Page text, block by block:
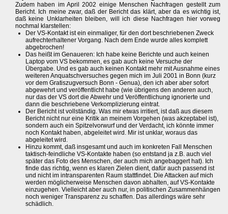
Zudem haben im April 2002 einige Menschen Nachfragen gestellt zum
Bericht. Ich meine zwar, daß der Bericht das klärt, aber da es wichtig ist,
daß keine Unklarheiten bleiben, will ich diese Nachfragen hier vorweg
nochmal klarstellen:
Der VS-Kontakt ist ein einmaliger, für den dort beschriebenen Zweck
aufrechterhaltener Vorgang. Nach dem Ende wurde alles komplett
abgebrochen!
Das heißt im Genaueren: Ich habe keine Berichte und auch keinen
Laptop vom VS bekommen, es gab auch keine Versuche der
Übergabe. Und es gab auch keinen Kontakt mehr mit Ausnahme eines
weiteren Anquatschversuches gegen mich im Juli 2001 in Bonn (kurz
vor dem Gratiszugversuch Bonn - Genua), den ich aber aber sofort
abgewehrt und veröffentlicht habe (wie übrigens den anderen auch,
nur das der VS dort die Abwehr und Veröffentlichung ignorierte und
dann die beschriebene Verkomplizierung eintrat.
Der Bericht ist vollständig. Was mir etwas irritiert, ist daß aus diesem
Bericht nicht nur eine Kritik an meinem Vorgehen (was akzeptabel ist),
sondern auch ein Spitzelvorwurf und der Verdacht, ich könnte immer
noch Kontakt haben, abgeleitet wird. Mir ist unklar, woraus das
abgeleitet wird.
Hinzu kommt, daß insgesamt und auch im konkreten Fall Menschen
taktisch-feindliche VS-Kontakte haben (so entstand ja z.B. auch viel
später das Foto des Menschen, der auch mich angebaggert hat). Ich
finde das richtig, wenn es klaren Zielen dient, dafür auch passend ist
und nicht im intransparenten Raum stattfindet. Die Attacken auf mich
werden möglicherweise Menschen davon abhalten, auf VS-Kontakte
einzugehen. Vielleicht aber auch nur, in politischen Zusammenhängen
noch weniger Transparenz zu schaffen. Das allerdings wäre sehr
schädlich.